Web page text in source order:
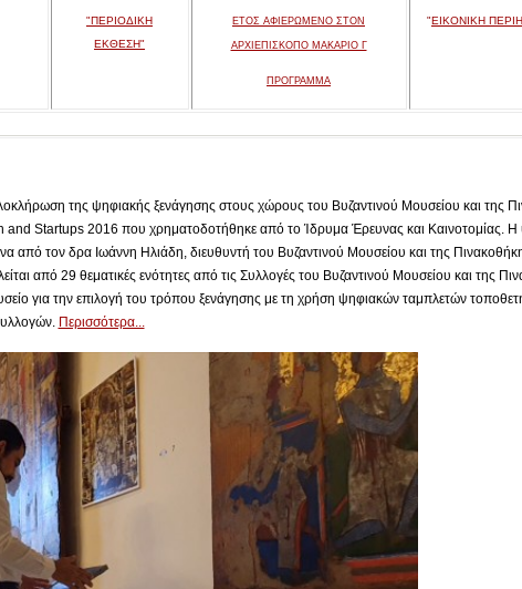
"ΠΕΡΙΟΔΙΚΗ
ΕΚΘΕΣΗ"
ΕΤΟΣ ΑΦΙΕΡΩΜΕΝΟ ΣΤΟΝ
ΑΡΧΙΕΠΙΣΚΟΠΟ ΜΑΚΑΡΙΟ Γ
ΠΡΟΓΡΑΜΜΑ
"ΕΙΚΟΝΙΚΗ
της ψηφιακής ξενάγησης στους χώρους του Βυζαντινού Μουσείου και της
and Startups 2016 που χρηματοδοτήθηκε από το Ίδρυμα Έρευνας και Καινοτομίας. Η
από τον δρα Ιωάννη Ηλιάδη, διευθυντή του Βυζαντινού Μουσείου και της
από 29 θεματικές ενότητες από τις Συλλογές του Βυζαντινού Μουσείου και της
για την επιλογή του τρόπου ξενάγησης με τη χρήση ψηφιακών ταμπλετών
Περισσότερα...